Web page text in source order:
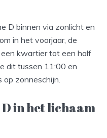
D binnen via zonlicht en
in het voorjaar, de
kwartier tot een half
dit tussen 11:00 en
op zonneschijn.
in het lichaam